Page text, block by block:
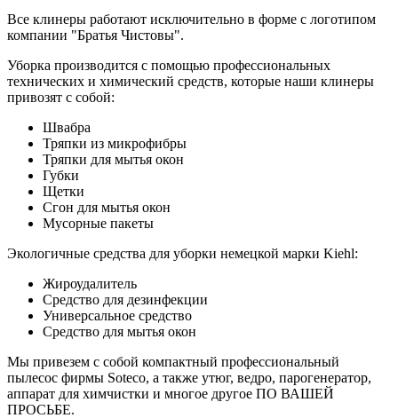
Все клинеры работают исключительно в форме с логотипом
компании "Братья Чистовы".
Уборка производится с помощью профессиональных
технических и химический средств, которые наши клинеры
привозят с собой:
Швабра
Тряпки из микрофибры
Тряпки для мытья окон
Губки
Щетки
Сгон для мытья окон
Мусорные пакеты
Экологичные средства для уборки немецкой марки Kiehl:
Жироудалитель
Средство для дезинфекции
Универсальное средство
Средство для мытья окон
Мы привезем с собой компактный профессиональный
пылесос фирмы Soteco, а также утюг, ведро, парогенератор,
аппарат для химчистки и многое другое ПО ВАШЕЙ
ПРОСЬБЕ.